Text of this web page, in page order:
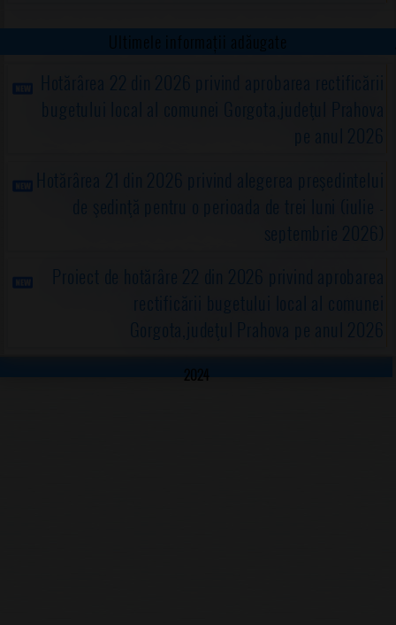
Ultimele informații adăugate
Hotărârea 22 din 2026 privind aprobarea rectificării
bugetului local al comunei Gorgota,judeţul Prahova
pe anul 2026
Hotărârea 21 din 2026 privind alegerea preşedintelui
de şedinţă pentru o perioada de trei luni (iulie -
septembrie 2026)
Proiect de hotărâre 22 din 2026 privind aprobarea
rectificării bugetului local al comunei
Gorgota,judeţul Prahova pe anul 2026
2024